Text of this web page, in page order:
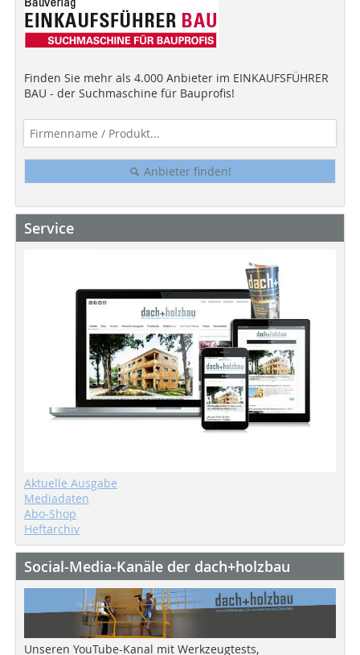
Finden Sie mehr als 4.000 Anbieter im EINKAUFSFÜHRER
BAU - der Suchmaschine für Bauprofis!
Anbieter finden!
Service
Aktuelle Ausgabe
Mediadaten
Abo-Shop
Heftarchiv
Social-Media-Kanäle der dach+holzbau
Unseren YouTube-Kanal mit Werkzeugtests,